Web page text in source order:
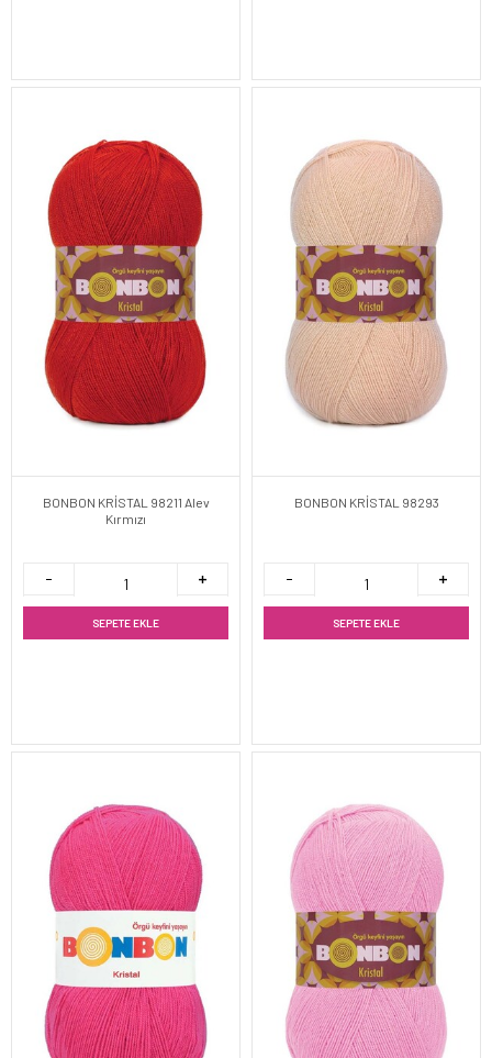
BONBON KRİSTAL 98211 Alev
Kırmızı
SEPETE EKLE
BONBON KRİSTAL 98293
SEPETE EKLE